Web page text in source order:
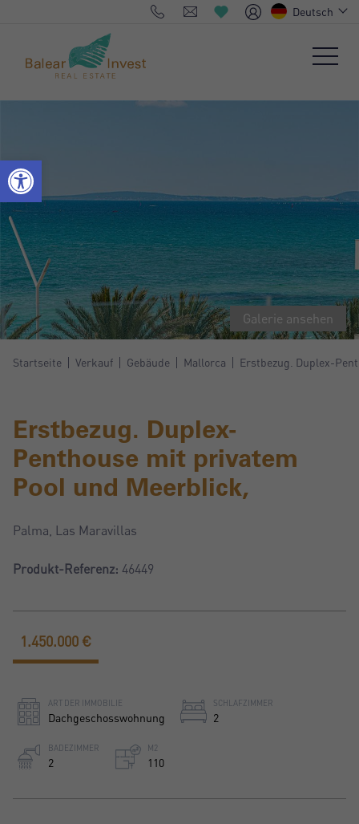
Deutsch
Galerie ansehen
Startseite Verkauf Gebäude Mallorca Erstbezug. Duplex-
Erstbezug. Duplex-
Penthouse mit privatem
Pool und Meerblick,
Palma, Las Maravillas
Produkt-Referenz: 46449
ART DER IMMOBILIE
Dachgeschosswohnung
SCHLAFZIMMER
2
BADEZIMMER
2
M2
110
1.450.000 €